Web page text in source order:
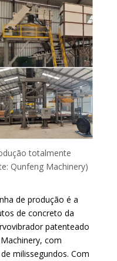
totalmente
Qunfeng Machinery)
de produção é a
de concreto da
patenteado
com
milissegundos. Com